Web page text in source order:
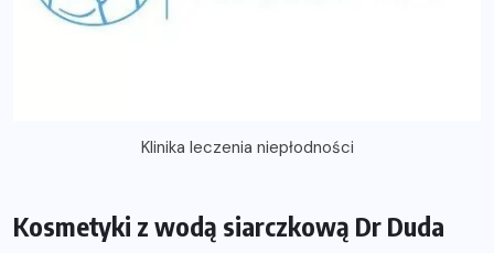
Klinika leczenia niepłodności
Kosmetyki z wodą siarczkową Dr Duda